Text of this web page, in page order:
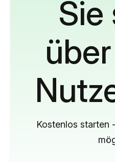
Sie
Kostenlos starten